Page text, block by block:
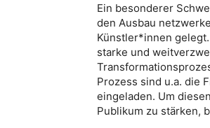
Ein besonderer
den Ausbau
Künstler*innen
starke und
Prozess sind u.a. die
eingeladen. Um
Publikum zu stärken,